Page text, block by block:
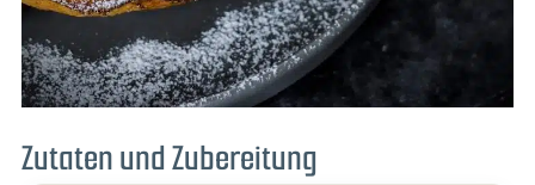
Zutaten und Zubereitung